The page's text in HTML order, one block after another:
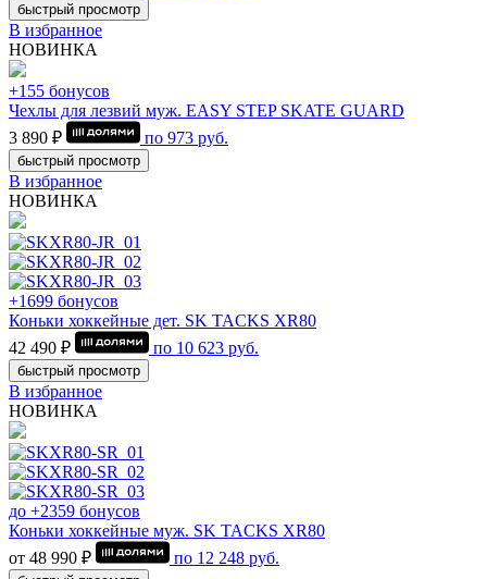
быстрый просмотр
В избранное
НОВИНКА
+155 бонусов
Чехлы для лезвий муж. EASY STEP SKATE GUARD
3 890 ₽
по 973 руб.
быстрый просмотр
В избранное
НОВИНКА
+1699 бонусов
Коньки хоккейные дет. SK TACKS XR80
42 490 ₽
по 10 623 руб.
быстрый просмотр
В избранное
НОВИНКА
до +2359 бонусов
Коньки хоккейные муж. SK TACKS XR80
от 48 990 ₽
по 12 248 руб.